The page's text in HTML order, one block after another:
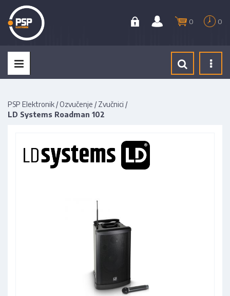
0 0
PSP Elektronik /Ozvučenje / Zvučnici /
LD Systems Roadman 102